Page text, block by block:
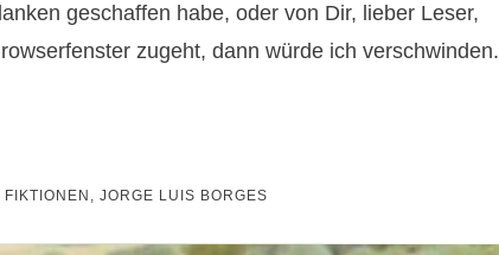
geschaffen habe, oder von Dir, lieber Leser,
zugeht, dann würde ich verschwinden.
FIKTIONEN , JORGE LUIS BORGES